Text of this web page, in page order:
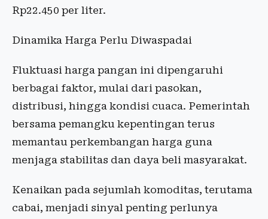
Rp22.450 per liter.
Dinamika Harga Perlu Diwaspadai
Fluktuasi harga pangan ini dipengaruhi
berbagai faktor, mulai dari pasokan,
distribusi, hingga kondisi cuaca. Pemerintah
bersama pemangku kepentingan terus
memantau perkembangan harga guna
menjaga stabilitas dan daya beli masyarakat.
Kenaikan pada sejumlah komoditas, terutama
cabai, menjadi sinyal penting perlunya